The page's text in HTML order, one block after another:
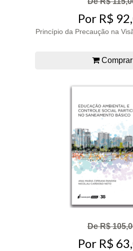
Por R$
Princípio da Precaução na
Comprar
De R$
Por R$